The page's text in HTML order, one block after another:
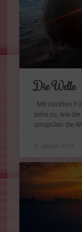
Die Welle
Mit nackten
sehe zu, wie
umspülen die
8. Januar 2019